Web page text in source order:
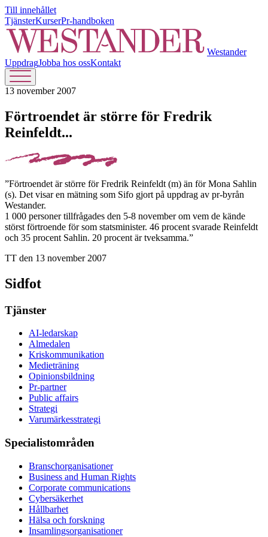
Till innehållet
TjänsterKurserPr-handboken
Westander
UppdragJobba hos ossKontakt
13 november 2007
Förtroendet är större för Fredrik
Reinfeldt...
”Förtroendet är större för Fredrik Reinfeldt (m) än för Mona Sahlin
(s). Det visar en mätning som Sifo gjort på uppdrag av pr-byrån
Westander.
1 000 personer tillfrågades den 5-8 november om vem de kände
störst förtroende för som statsminister. 46 procent svarade Reinfeldt
och 35 procent Sahlin. 20 procent är tveksamma.”
TT den 13 november 2007
Sidfot
Tjänster
AI-ledarskap
Almedalen
Kris­kommunikation
Medieträning
Opinionsbildning
Pr-partner
Public affairs
Strategi
Varumärkesstrategi
Specialistområden
Branschorganisationer
Business and Human Rights
Corporate communications
Cybersäkerhet
Hållbarhet
Hälsa och forskning
Insamlingsorganisationer